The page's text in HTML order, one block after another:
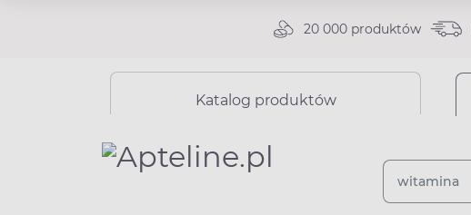
20 000 produktów
Katalog produktów